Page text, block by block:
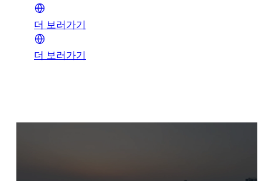
더 보러가기
더 보러가기